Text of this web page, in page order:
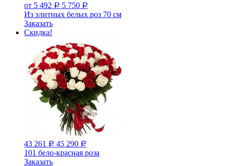
от 5 492 Р 5 750 Р
Из элитных белых роз 70 см
Заказать
Скидка!
43 261 Р 45 290 Р
101 бело-красная роза
Заказать